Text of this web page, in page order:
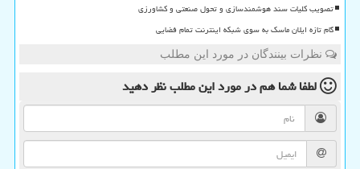
تصویب کلیات سند هوشمندسازی و تحول صنعتی و کشاورزی
گام تازه ایلان ماسک به سوی شبکه اینترنت تمام فضایی
نظرات بینندگان در مورد این مطلب
لطفا شما همدر مورد این مطلبنظر دهید